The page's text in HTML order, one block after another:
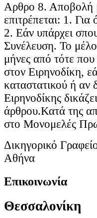
Αρθρο 8. Αποβολή
επιτρέπεται: 1.
2. Εάν υπάρχει
Συνέλευση. Το
μήνες από τότε
στον Ειρηνοδίκη,
καταστατικού ή αν
Ειρηνοδίκης
άρθρου.Κατά της
στο Μονομελές
Δικηγορικό
Αθήνα
Επικοινωνία
Θεσσαλονίκη